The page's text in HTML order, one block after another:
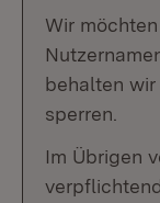
Wir
behalten wir
sperren.
Im Übrigen